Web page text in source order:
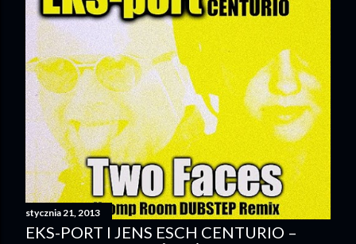
stycznia 21, 2013
EKS-PORT I JENS ESCH CENTURIO –